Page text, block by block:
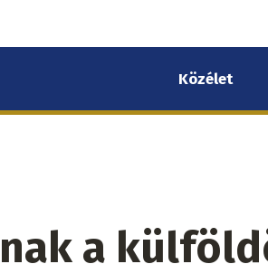
Közélet
a